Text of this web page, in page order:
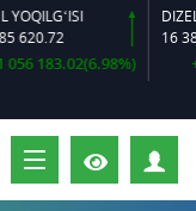
183.02(6.98%)
16 384